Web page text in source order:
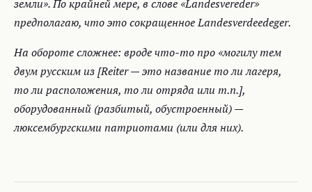
земли». По крайней мере, в слове «Landesvereder»
предполагаю, что это сокращенное Landesverdeedeger.
На обороте сложнее: вроде что-то про «могилу тем
двум русским из [Reiter — это название то ли лагеря,
то ли расположения, то ли отряда или т.п.],
оборудованный (разбитый, обустроенный) —
люксембургскими патриотами (или для них).